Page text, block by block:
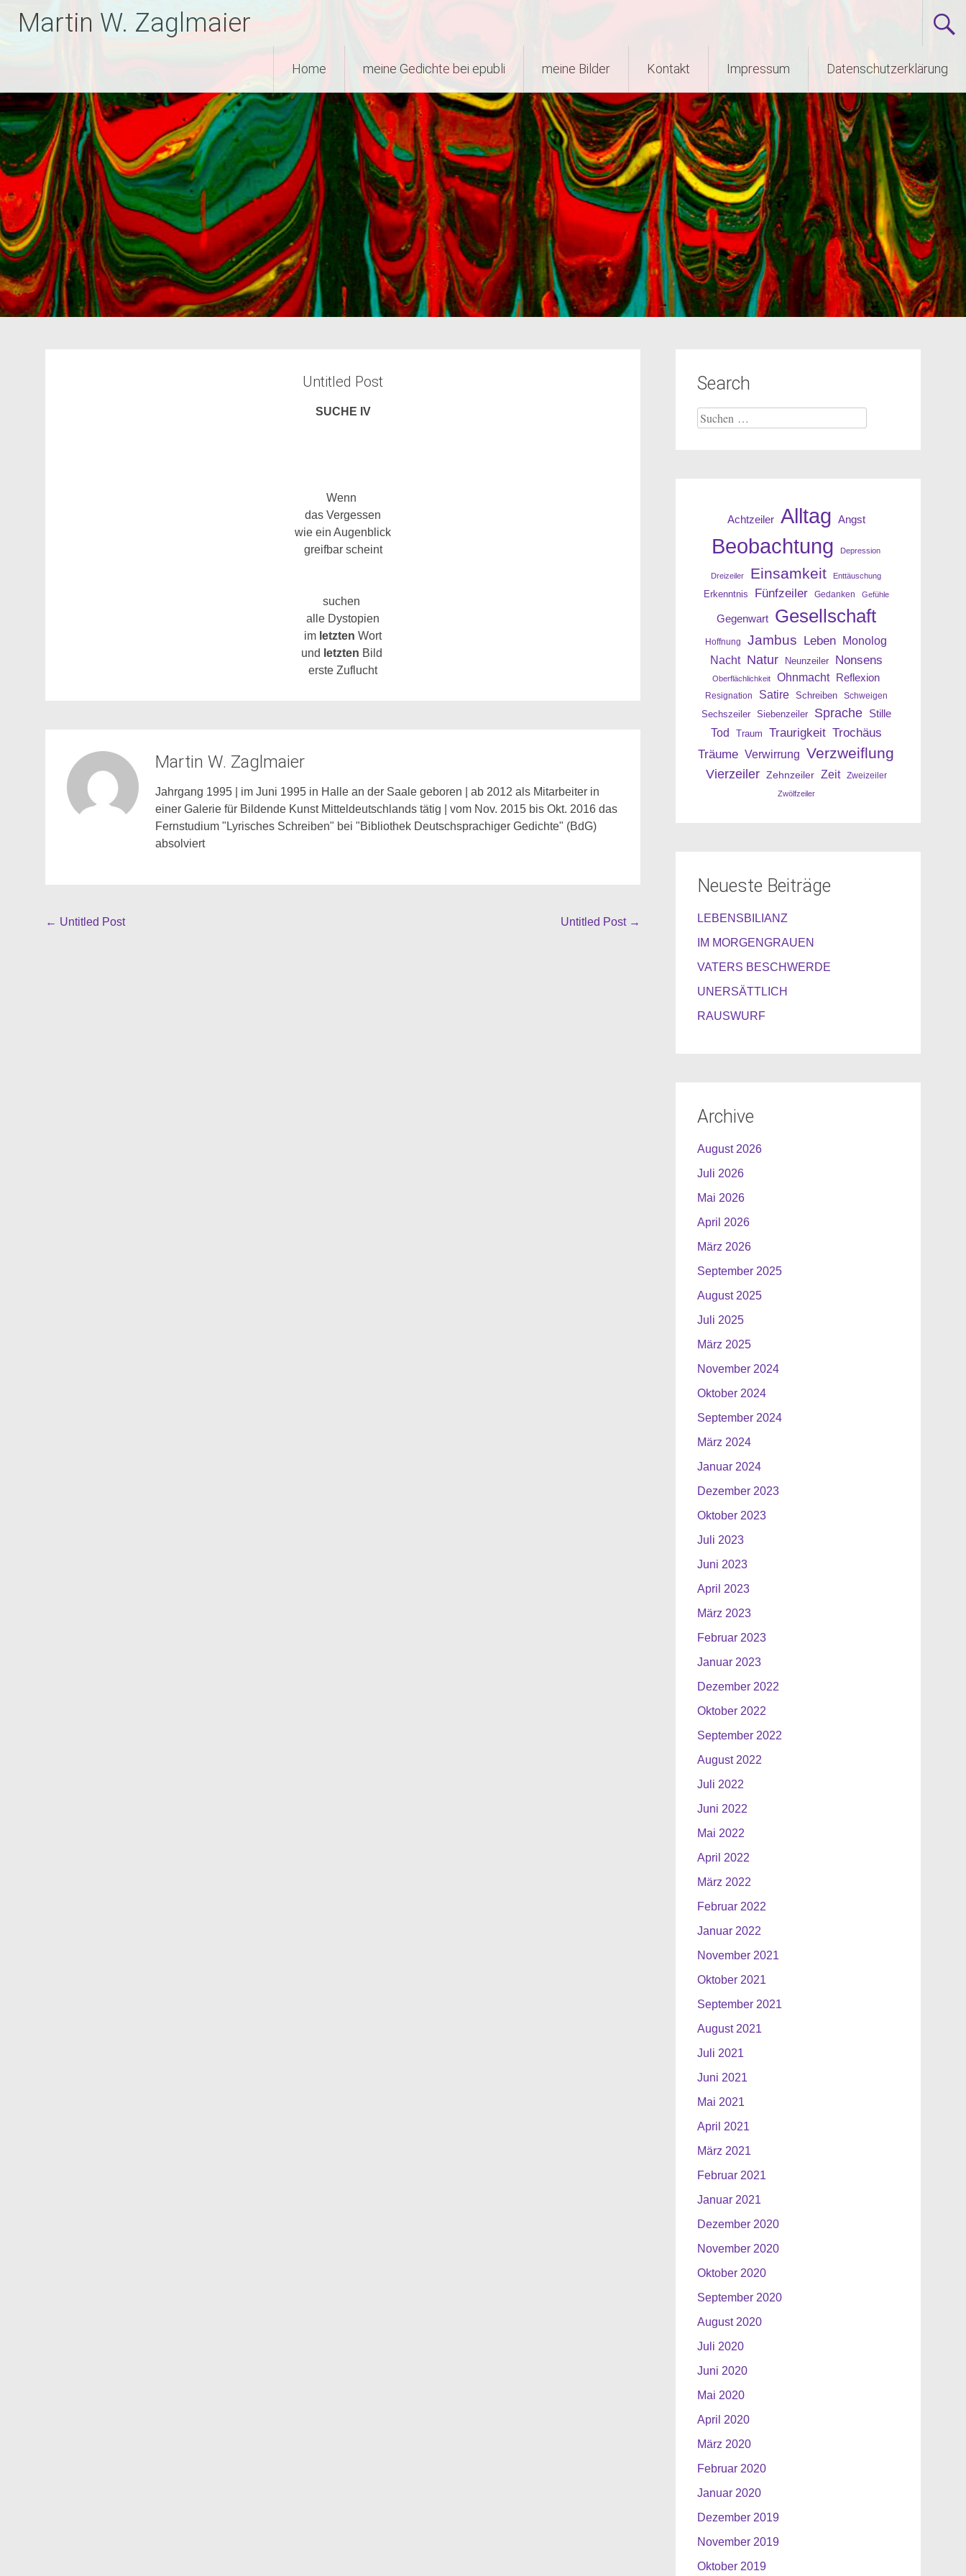
InhaltMartin W. Zaglmaier
Home meine Gedichte bei epubli meine Bilder Kontakt Impressum Datenschutzerklärung
Untitled Post
SUCHE IV
Wenn
das Vergessen
wie ein Augenblick
greifbar scheint
suchen
alle Dystopien
im letztenWort
und letzten Bild
erste Zuflucht
Martin W. Zaglmaier
Jahrgang 1995 | im Juni 1995 in Halle an der Saale geboren | ab 2012 als Mitarbeiter in
einer Galerie für Bildende Kunst Mitteldeutschlands tätig | vom Nov. 2015 bis Okt. 2016 das
Fernstudium "Lyrisches Schreiben" bei "Bibliothek Deutschsprachiger Gedichte" (BdG)
absolviert
Beitragsnavigation
← Untitled Post Untitled Post →
Search
Suche
nach:
Achtzeiler Alltag Angst
Beobachtung Depression
Dreizeiler Einsamkeit Enttäuschung
Erkenntnis Fünfzeiler Gedanken Gefühle
Gegenwart Gesellschaft
Hoffnung Jambus Leben Monolog
Nacht Natur Neunzeiler Nonsens
Oberflächlichkeit Ohnmacht Reflexion
Resignation Satire Schreiben Schweigen
Sechszeiler Siebenzeiler Sprache Stille
Tod Traum Traurigkeit Trochäus
Träume Verwirrung Verzweiflung
Vierzeiler Zehnzeiler Zeit Zweizeiler
Zwölfzeiler
Neueste Beiträge
LEBENSBILIANZ
IM MORGENGRAUEN
VATERS BESCHWERDE
UNERSÄTTLICH
RAUSWURF
Archive
August 2026
Juli 2026
Mai 2026
April 2026
März 2026
September 2025
August 2025
Juli 2025
März 2025
November 2024
Oktober 2024
September 2024
März 2024
Januar 2024
Dezember 2023
Oktober 2023
Juli 2023
Juni 2023
April 2023
März 2023
Februar 2023
Januar 2023
Dezember 2022
Oktober 2022
September 2022
August 2022
Juli 2022
Juni 2022
Mai 2022
April 2022
März 2022
Februar 2022
Januar 2022
November 2021
Oktober 2021
September 2021
August 2021
Juli 2021
Juni 2021
Mai 2021
April 2021
März 2021
Februar 2021
Januar 2021
Dezember 2020
November 2020
Oktober 2020
September 2020
August 2020
Juli 2020
Juni 2020
Mai 2020
April 2020
März 2020
Februar 2020
Januar 2020
Dezember 2019
November 2019
Oktober 2019